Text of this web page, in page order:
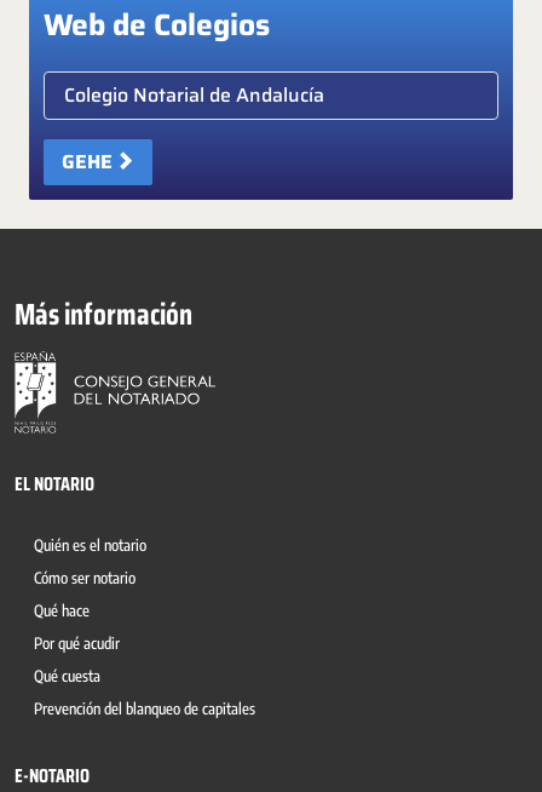
Web de Colegios
Elige colegio notarial
GEHE
Más información
EL NOTARIO
Quién es el notario
Cómo ser notario
Qué hace
Por qué acudir
Qué cuesta
Prevención del blanqueo de capitales
E-NOTARIO